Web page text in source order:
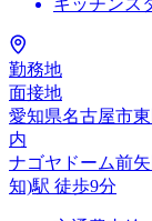
勤務地
面接地
愛知県名古屋市
内
ナゴヤドーム前
知)駅 徒歩9分